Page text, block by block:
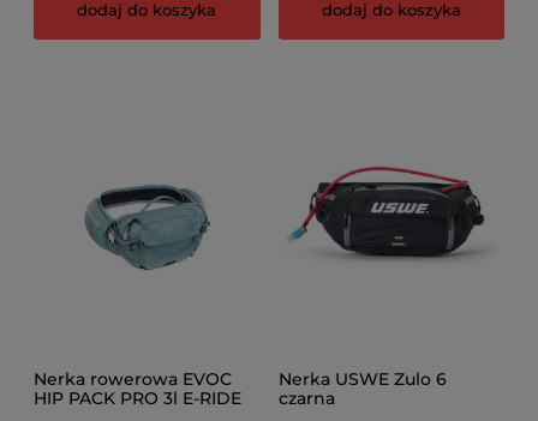
dodaj do koszyka dodaj do koszyka
Nerka rowerowa EVOC
HIP PACK PRO 3l E-RIDE
Nerka USWE Zulo 6
czarna